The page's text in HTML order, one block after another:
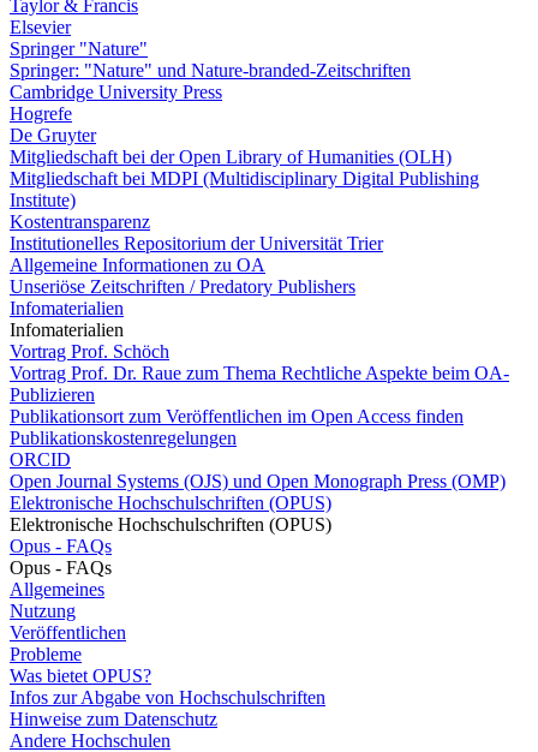
Taylor & Francis
Elsevier
Springer "Nature"
Springer: "Nature" und Nature-branded-Zeitschriften
Cambridge University Press
Hogrefe
De Gruyter
Mitgliedschaft bei der Open Library of Humanities (OLH)
Mitgliedschaft bei MDPI (Multidisciplinary Digital Publishing
Institute)
Kostentransparenz
Institutionelles Repositorium der Universität Trier
Allgemeine Informationen zu OA
Unseriöse Zeitschriften / Predatory Publishers
Infomaterialien
Infomaterialien
Vortrag Prof. Schöch
Vortrag Prof. Dr. Raue zum Thema Rechtliche Aspekte beim OA-
Publizieren
Publikationsort zum Veröffentlichen im Open Access finden
Publikationskostenregelungen
ORCID
Open Journal Systems (OJS) und Open Monograph Press (OMP)
Elektronische Hochschulschriften (OPUS)
Elektronische Hochschulschriften (OPUS)
Opus - FAQs
Opus - FAQs
Allgemeines
Nutzung
Veröffentlichen
Probleme
Was bietet OPUS?
Infos zur Abgabe von Hochschulschriften
Hinweise zum Datenschutz
Andere Hochschulen